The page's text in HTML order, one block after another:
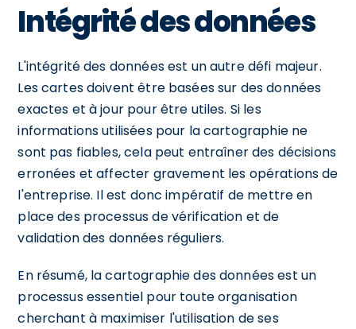
Intégrité des données
L'intégrité des données est un autre défi majeur.
Les cartes doivent être basées sur des données
exactes et à jour pour être utiles. Si les
informations utilisées pour la cartographie ne
sont pas fiables, cela peut entraîner des décisions
erronées et affecter gravement les opérations de
l'entreprise. Il est donc impératif de mettre en
place des processus de vérification et de
validation des données réguliers.
En résumé, la cartographie des données est un
processus essentiel pour toute organisation
cherchant à maximiser l'utilisation de ses